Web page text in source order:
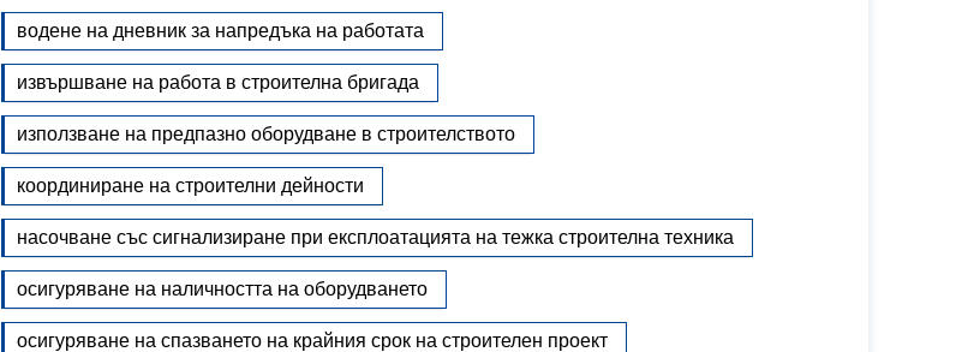
водене на дневник за напредъка на работата
извършване на работа в строителна бригада
използване на предпазно оборудване в строителството
координиране на строителни дейности
насочване със сигнализиране при експлоатацията на тежка строителна техника
осигуряване на наличността на оборудването
осигуряване на спазването на крайния срок на строителен проект